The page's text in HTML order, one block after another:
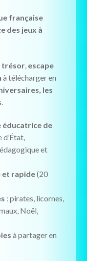
française
des jeux à
trésor, escape
à télécharger en
les
éducatrice de
d’État,
et
et rapide(20
: pirates, licornes,
Noël,
à partager en